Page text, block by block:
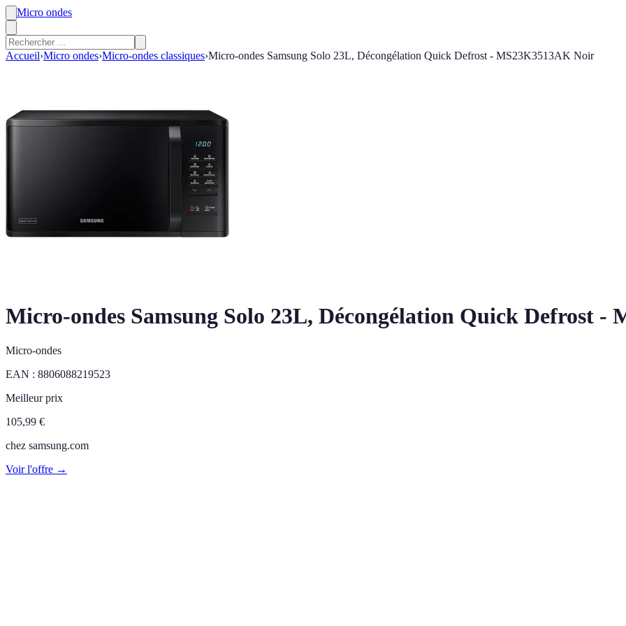
Micro ondes
Accueil›Micro ondes›Micro-ondes classiques›Micro-ondes Samsung Solo 23L, Décongélation Quick Defrost - MS23K3513AK Noir
Micro-ondes Samsung Solo 23L, Décongélation Quick Defrost -
Micro-ondes
EAN : 8806088219523
Meilleur prix
105,99 €
chez samsung.com
Voir l'offre →